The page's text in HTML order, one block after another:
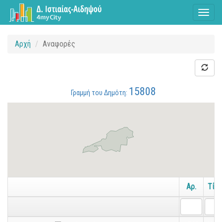
Αρχή Αναφορές
Γραμμή του Δημότη: 15808
Αρ.